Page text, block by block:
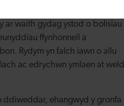
ar waith gydag ystod o bolisïau
ffynhonnell a
Rydym yn falch iawn o allu
ac edrychwn ymlaen at weld
ddiweddar, ehangwyd y gronfa